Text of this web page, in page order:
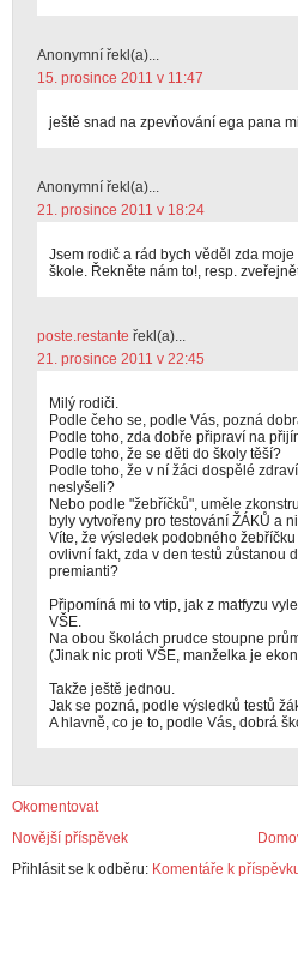
Anonymní řekl(a)...
15. prosince 2011 v 11:47
ještě snad na zpevňování ega pana
Anonymní řekl(a)...
21. prosince 2011 v 18:24
Jsem rodič a rád bych věděl zda
škole. Řekněte nám to!, resp.
poste.restante řekl(a)...
21. prosince 2011 v 22:45
Milý rodiči.
Podle čeho se, podle Vás, pozná
Podle toho, zda dobře připraví na
Podle toho, že se děti do školy těší?
Podle toho, že v ní žáci dospělé
neslyšeli?
Nebo podle "žebříčků", uměle
byly vytvořeny pro testování ŽÁKŮ a
Víte, že výsledek podobného
ovlivní fakt, zda v den testů zůstanou
premianti?
Připomíná mi to vtip, jak z matfyzu
VŠE.
Na obou školách prudce stoupne
(Jinak nic proti VŠE, manželka je
Takže ještě jednou.
Jak se pozná, podle výsledků testů
A hlavně, co je to, podle Vás, dobrá
Okomentovat
Novější příspěvek
Přihlásit se k odběru: Komentáře k